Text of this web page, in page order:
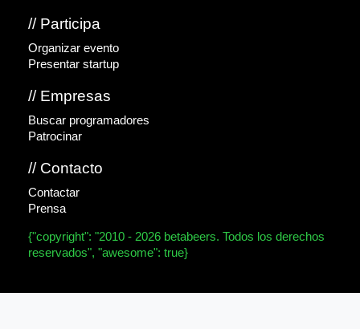
// Participa
Organizar evento
Presentar startup
// Empresas
Buscar programadores
Patrocinar
// Contacto
Contactar
Prensa
{"copyright": "2010 - 2026 betabeers. Todos los derechos
reservados", "awesome": true}